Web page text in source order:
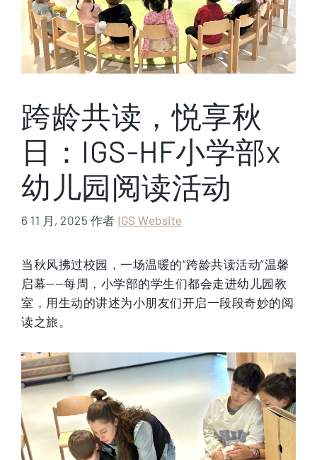
跨龄共读，悦享秋
日：IGS-HF小学部x
幼儿园阅读活动
6 11 月, 2025 作者 IGS Website
当秋风拂过校园，一场温暖的“跨龄共读活动”温馨
启幕——每周，小学部的学生们都会走进幼儿园教
室，用生动的讲述为小朋友们开启一段段奇妙的阅
读之旅。